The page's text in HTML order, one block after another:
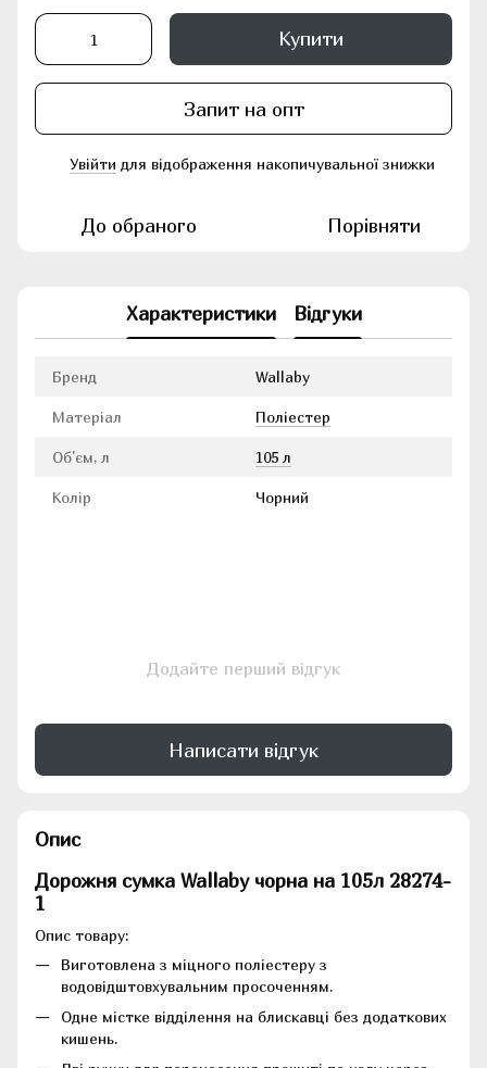
Купити
Запит на опт
Увійти для відображення накопичувальної знижки
До обраного Порівняти
Характеристики Відгуки
Бренд Wallaby
Матеріал Поліестер
Об'єм, л 105 л
Колір Чорний
Додайте перший відгук
Написати відгук
Опис
Дорожня сумка Wallaby чорна на 105л 28274-
1
Опис товару:
Виготовлена з міцного поліестеру з
водовідштовхувальним просоченням.
Одне містке відділення на блискавці без додаткових
кишень.